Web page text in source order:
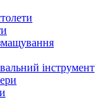
інструмент